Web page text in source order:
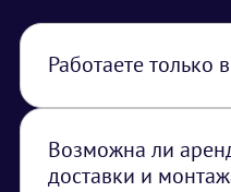
Работаете только
стоимость услуги
из Москвы.
Возможна ли
доставки и